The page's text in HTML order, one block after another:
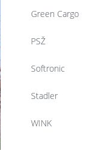
Green Cargo
PSŽ
Softronic
Stadler
WINK